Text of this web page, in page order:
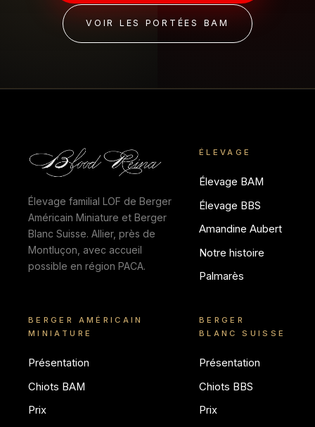
VOIR LES PORTÉES BAM
Élevage familial LOF de Berger
Américain Miniature et Berger
Blanc Suisse. Allier, près de
Montluçon, avec accueil
possible en région PACA.
ÉLEVAGE
Élevage BAM
Élevage BBS
Amandine Aubert
Notre histoire
Palmarès
BERGER AMÉRICAIN
MINIATURE
Présentation
Chiots BAM
Prix
BERGER
BLANC SUISSE
Présentation
Chiots BBS
Prix